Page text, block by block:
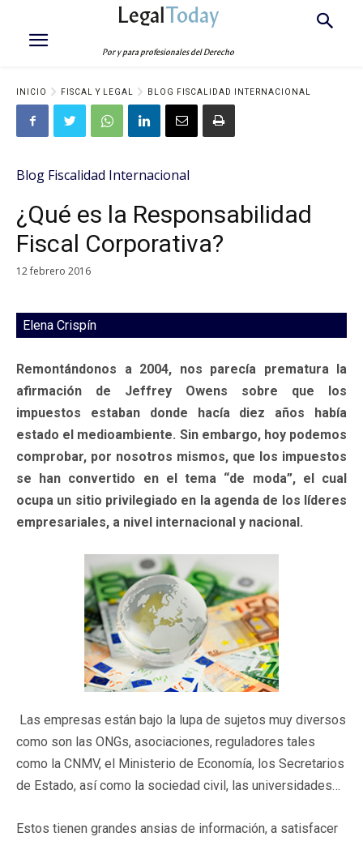
LegalToday
Por y para profesionales del Derecho
INICIO FISCAL Y LEGAL BLOG FISCALIDAD INTERNACIONAL
Blog Fiscalidad Internacional
¿Qué es la Responsabilidad
Fiscal Corporativa?
12 febrero 2016
Elena Crispín
Remontándonos a 2004, nos parecía prematura la
afirmación de Jeffrey Owens sobre que los
impuestos estaban donde hacía diez años había
estado el medioambiente. Sin embargo, hoy podemos
comprobar, por nosotros mismos, que los impuestos
se han convertido en el tema “de moda”, el cual
ocupa un sitio privilegiado en la agenda de los líderes
empresariales, a nivel internacional y nacional.
Las empresas están bajo la lupa de sujetos muy diversos
como son las ONGs, asociaciones, reguladores tales
como la CNMV, el Ministerio de Economía, los Secretarios
de Estado, así como la sociedad civil, las universidades…
Estos tienen grandes ansias de información, a satisfacer